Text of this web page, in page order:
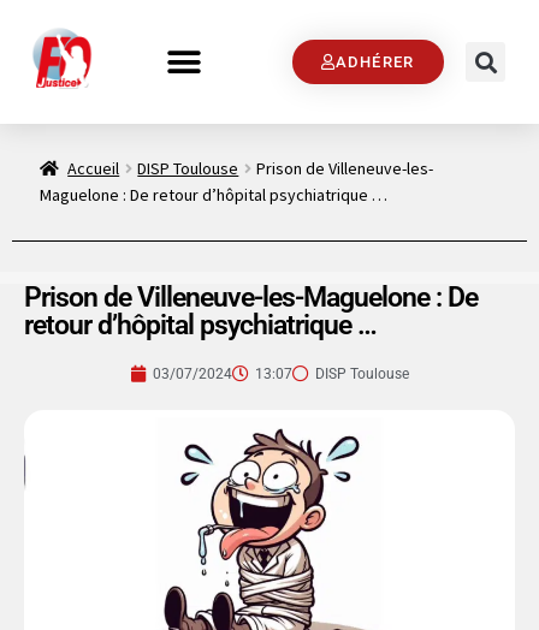
ADHÉRER
Accueil DISP Toulouse
Prison de Villeneuve-les-
Maguelone : De retour d’hôpital psychiatrique …
Prison de Villeneuve-les-Maguelone : De
retour d’hôpital psychiatrique …
03/07/2024 13:07 DISP Toulouse